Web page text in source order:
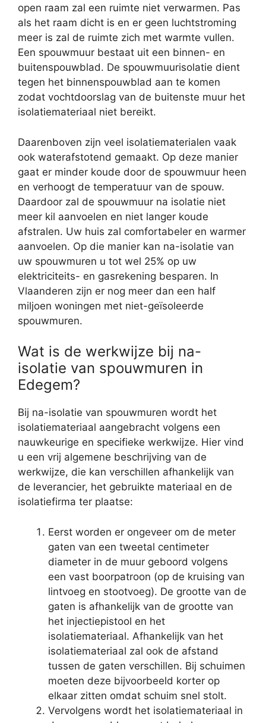
open raam zal een ruimte niet verwarmen. Pas
als het raam dicht is en er geen luchtstroming
meer is zal de ruimte zich met warmte vullen.
Een spouwmuur bestaat uit een binnen- en
buitenspouwblad. De spouwmuurisolatie dient
tegen het binnenspouwblad aan te komen
zodat vochtdoorslag van de buitenste muur het
isolatiemateriaal niet bereikt.
Daarenboven zijn veel isolatiematerialen vaak
ook waterafstotend gemaakt. Op deze manier
gaat er minder koude door de spouwmuur heen
en verhoogt de temperatuur van de spouw.
Daardoor zal de spouwmuur na isolatie niet
meer kil aanvoelen en niet langer koude
afstralen. Uw huis zal comfortabeler en warmer
aanvoelen. Op die manier kan na-isolatie van
uw spouwmuren u tot wel 25% op uw
elektriciteits- en gasrekening besparen. In
Vlaanderen zijn er nog meer dan een half
miljoen woningen met niet-geïsoleerde
spouwmuren.
Wat is de werkwijze bij na-
isolatie van spouwmuren in
Edegem?
Bij na-isolatie van spouwmuren wordt het
isolatiemateriaal aangebracht volgens een
nauwkeurige en specifieke werkwijze. Hier vind
u een vrij algemene beschrijving van de
werkwijze, die kan verschillen afhankelijk van
de leverancier, het gebruikte materiaal en de
isolatiefirma ter plaatse:
Eerst worden er ongeveer om de meter
gaten van een tweetal centimeter
diameter in de muur geboord volgens
een vast boorpatroon (op de kruising van
lintvoeg en stootvoeg). De grootte van de
gaten is afhankelijk van de grootte van
het injectiepistool en het
isolatiemateriaal. Afhankelijk van het
isolatiemateriaal zal ook de afstand
tussen de gaten verschillen. Bij schuimen
moeten deze bijvoorbeeld korter op
elkaar zitten omdat schuim snel stolt.
Vervolgens wordt het isolatiemateriaal in